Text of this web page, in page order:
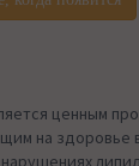
ценным
на здоровье